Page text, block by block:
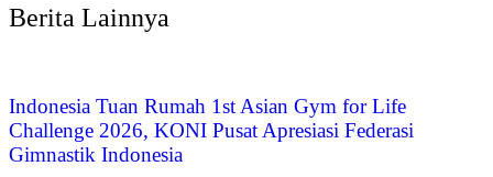
Berita Lainnya
Indonesia Tuan Rumah 1st Asian Gym for Life
Challenge 2026, KONI Pusat Apresiasi Federasi
Gimnastik Indonesia